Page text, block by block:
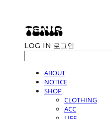
LOG IN 로그인
ABOUT
NOTICE
SHOP
CLOTHING
ACC